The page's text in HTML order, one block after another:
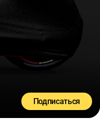
Подписаться